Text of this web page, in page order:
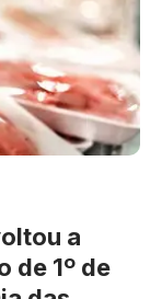
a
de 1º de